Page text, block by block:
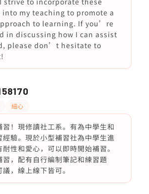
my teaching to promote a
to learning. If you’re
in discussing how I can assist
please don’t hesitate to
細心
習！現修讀社工系。有為中學生和
經驗。現於小型補習社為中學生進
性和愛心，可以即時開始補習。
習，配有自行編制筆記和練習題
，線上線下皆可。